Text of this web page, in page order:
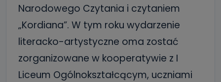
Narodowego Czytania i czytaniem
„Kordiana”. W tym roku wydarzenie
literacko-artystyczne oma zostać
zorganizowane w kooperatywie z I
Liceum Ogólnokształcącym, uczniami